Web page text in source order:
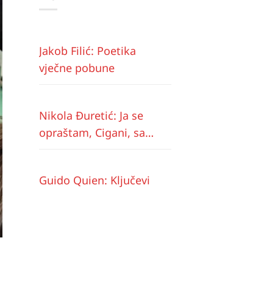
Jakob Filić: Poetika
vječne pobune
Nikola Đuretić: Ja se
opraštam, Cigani, sa
Guido Quien: Ključevi